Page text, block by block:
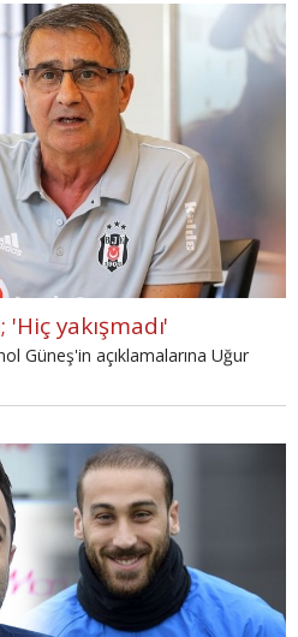
yakışmadı'
Güneş'in açıklamalarına Uğur